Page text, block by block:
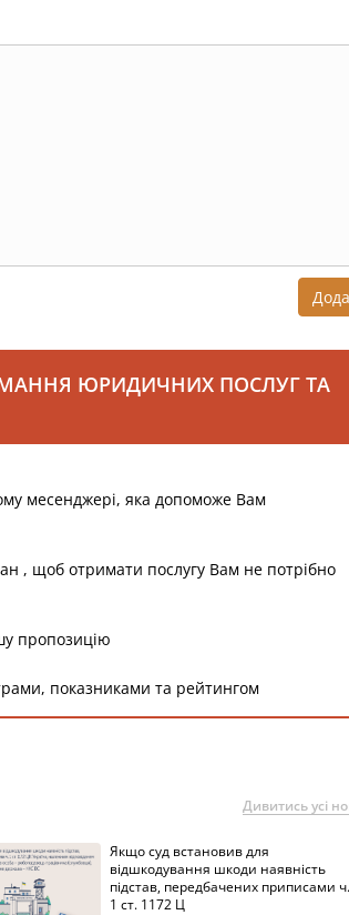
ЮРИДИЧНИХ ПОСЛУГ ТА
месенджері, яка допоможе Вам
, щоб отримати послугу Вам не потрібно
пропозицію
показниками та рейтингом
Дивитись усі
Якщо суд встановив для
відшкодування шкоди наявність
підстав, передбачених приписами ч.
1 ст. 1172 Ц